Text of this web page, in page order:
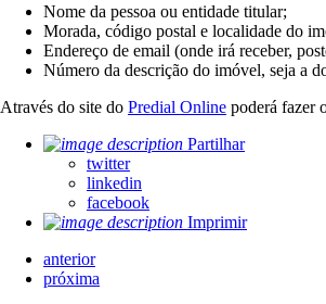
Nome da pessoa ou entidade titular;
Morada, código postal e localidade do
Endereço de email (onde irá receber,
Número da descrição do imóvel, seja a
Através do site do Predial Online poderá fazer
Partilhar
twitter
linkedin
facebook
Imprimir
anterior
próxima